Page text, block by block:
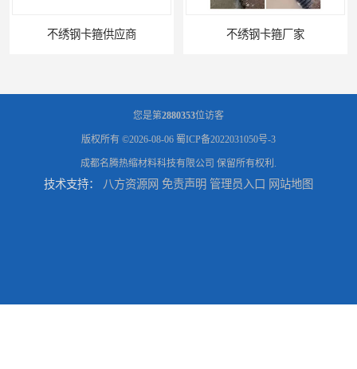
不绣钢卡箍供应商 不绣钢卡箍厂家
您是第2880353位访客
版权所有 ©2026-08-06 蜀ICP备2022031050号-3
成都名腾热缩材料科技有限公司 保留所有权利.
技术支持： 八方资源网 免责声明 管理员入口 网站地图